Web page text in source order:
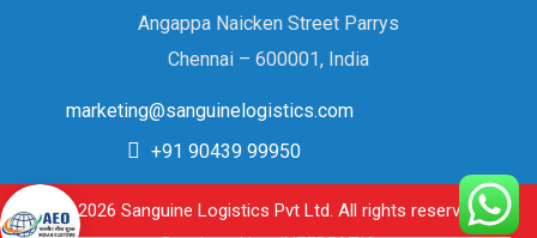
Angappa Naicken Street Parrys
Chennai – 600001, India
marketing@sanguinelogistics.com
+91 90439 99950
© 2026 Sanguine Logistics Pvt Ltd. All rights reserved